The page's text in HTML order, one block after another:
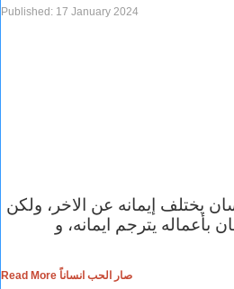
Published: 17 January 2024
يختلف إيمانه عن الاخر، ولكن
بأعماله يترجم ايمانه، و
Read More صار الحب انساناً